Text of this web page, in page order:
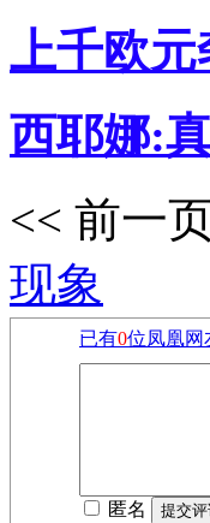
上千欧
西耶娜:
<< 前一
现象
已有0位凤凰网
匿名